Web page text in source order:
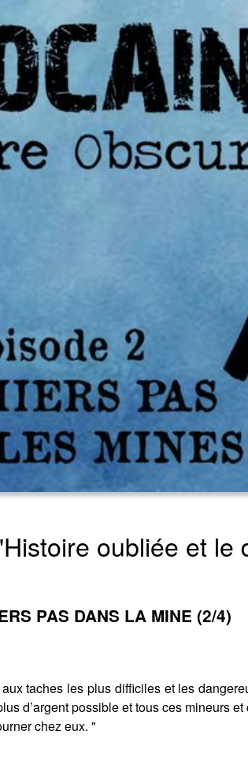
oubliée et
PAS DANS LA MINE (2/4)
taches les plus difficiles et les
d’argent possible et tous ces mineurs
chez eux. "